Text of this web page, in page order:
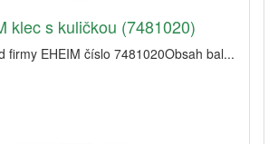
klec s kuličkou (7481020)
firmy EHEIM číslo 7481020Obsah bal...